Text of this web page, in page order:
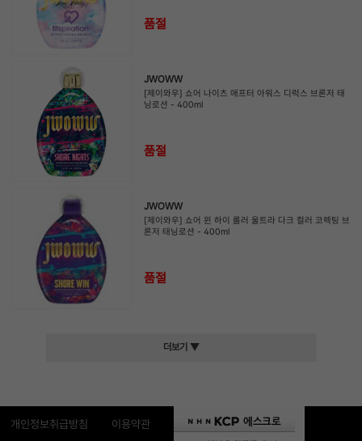
품절
JWOWW
[제이와우] 쇼어 나이츠 애프터 아워스 디럭스 브론저 태
닝로션 - 400ml
품절
JWOWW
[제이와우] 쇼어 윈 하이 롤러 울트라 다크 컬러 코렉팅 브
론저 태닝로션 - 400ml
품절
더보기 ▼
개인정보취급방침 이용약관